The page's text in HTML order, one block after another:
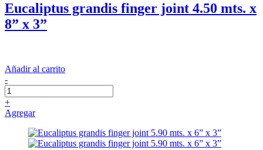
Eucaliptus grandis finger joint 4.50 mts. x
8” x 3”
Añadir al carrito
-
+
Agregar